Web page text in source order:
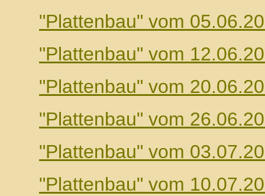
"Plattenbau" vom
"Plattenbau" vom
"Plattenbau" vom
"Plattenbau" vom
"Plattenbau" vom
"Plattenbau" vom